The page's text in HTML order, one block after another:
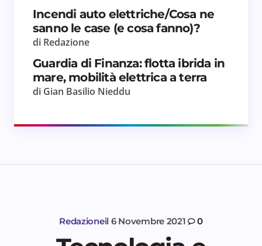
Incendi auto elettriche/Cosa ne
sanno le case (e cosa fanno)?
di Redazione
Guardia di Finanza: flotta ibrida in
mare, mobilità elettrica a terra
di Gian Basilio Nieddu
Redazioneil 6 Novembre 2021 0